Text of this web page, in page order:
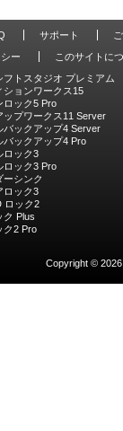
サポート
ー
このサイトに
フトスタジオ プレミアム
ションワークス15
ロック5 Pro
ップワークス11 Server
バックアップ4 Server
バックアップ4 Pro
ロック3
ロック3 Pro
ーシンク
ロック3
ロック2
ク Plus
ク2 Pro
Copyright ©